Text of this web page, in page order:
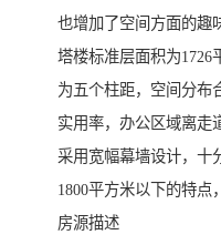
也增加了空间方面的趣
塔楼标准层面积为1726
为五个柱距，空间分布
实用率，办公区域离走
采用宽幅幕墙设计，十
1800平方米以下的特点
房源描述